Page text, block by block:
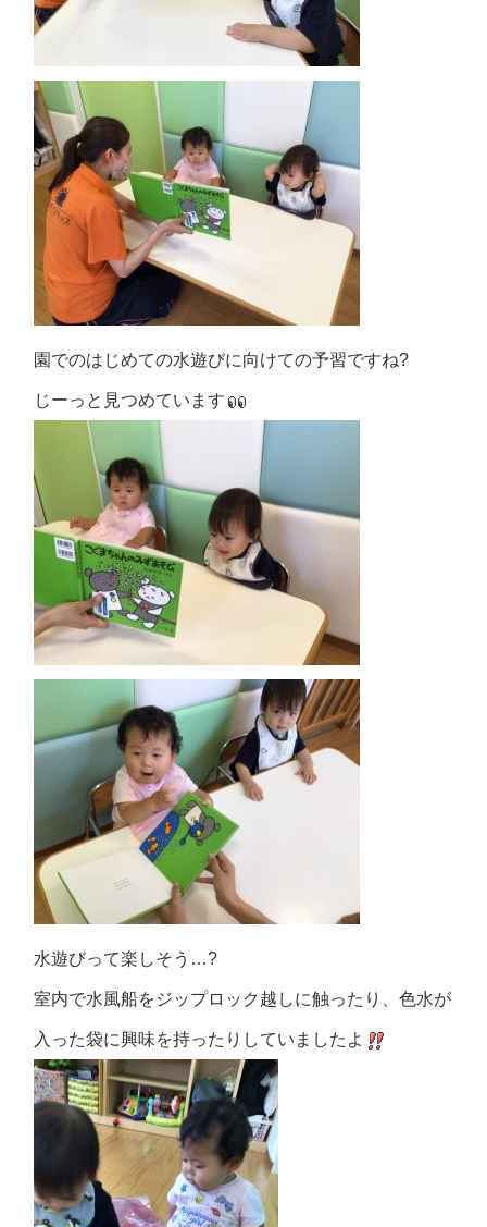
園でのはじめての水遊びに向けての予習ですね?
じーっと見つめています
水遊びって楽しそう…?
室内で水風船をジップロック越しに触ったり、色水が
入った袋に興味を持ったりしていましたよ